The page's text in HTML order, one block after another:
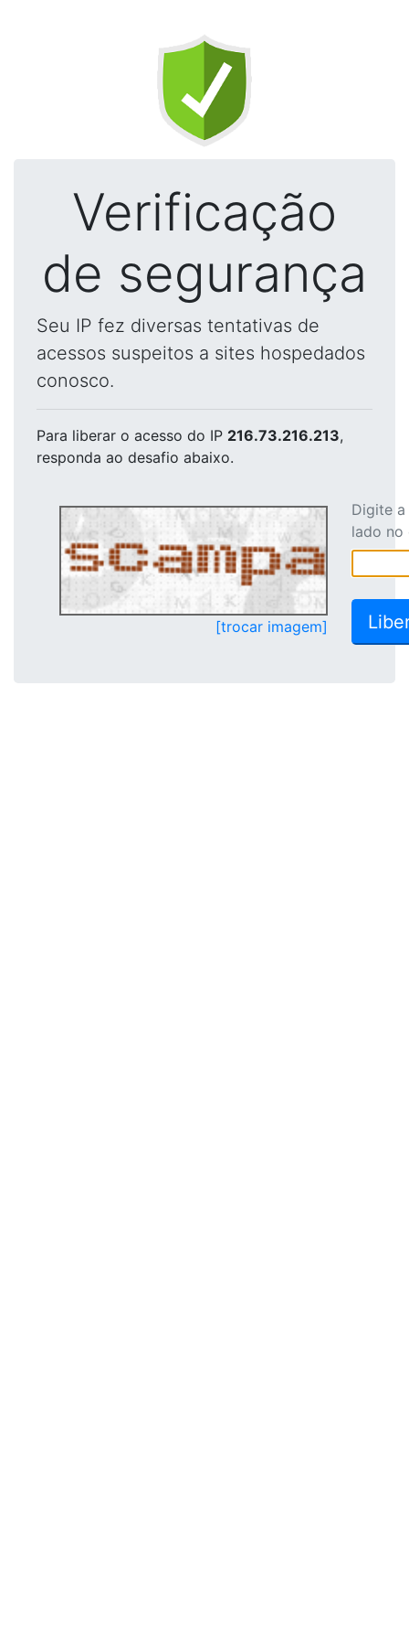
Verificação
de segurança
Seu IP fez diversas tentativas de
acessos suspeitos a sites hospedados
conosco.
Para liberar o acesso do IP 216.73.216.213,
responda ao desafio abaixo.
[trocar imagem]
Digite
lado no